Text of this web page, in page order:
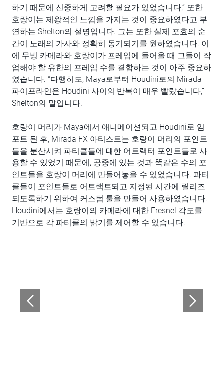
하기 때문에 신중하게 고려할 필요가 있었습니다,” 또한
호랑이는 제왕적인 느낌을 가지는 것이 중요하였다고 부
연하는 Shelton의 설명입니다. 그는 또한 실제 포효의 순
간이 노래의 가사와 정확히 동기되기를 원하였습니다. 이
에 무빙 카메라와 호랑이가 프레임에 들어올 때 그들이 작
업해야 할 유한의 프레임 수를 결합하는 것이 아주 중요하
였습니다. “다행히도, Maya로부터 Houdini로의 Mirada
파이프라인은 Houdini 사이의 반복이 매우 빨랐습니다,”
Shelton의 말입니다.
호랑이 머리가 Maya에서 애니메이션되고 Houdini로 임
포트 된 후, Mirada FX 아티스트는 호랑이 머리의 포인트
들을 분산시켜 파티클들에 대한 어트랙터 포인트들로 사
용할 수 있었기 때문에, 공중에 있는 것과 똑같은 수의 포
인트들을 호랑이 머리에 만들어놓을 수 있었습니다. 파티
클들이 포인트들로 어트랙트되고 지정된 시간에 릴리즈
되도록하기 위하여 커스텀 툴을 만들어 사용하였습니다.
Houdini에서는 호랑이의 카메라에 대한 Fresnel 각도를
기반으로 각 파티클의 밝기를 제어할 수 있습니다.